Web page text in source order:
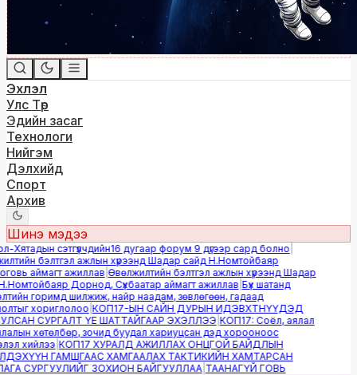
Эхлэл
Улс Төр
Эдийн засаг
Технологи
Нийгэм
Дэлхийд
Спорт
Архив
Шинэ мэдээ
сэтгүүлчдийн16 дугаар форум 9 дүгээр сард болно|
бэлтгэл ажлын хүрээнд Шадар сайд Н.Номтойбаяр
аймагт ажиллав|Өвөлжилтийн бэлтгэл ажлын хүрээнд Шадар
Дорнод, Сүхбаатар аймагт ажиллав|Бүх шатанд
горимд шилжиж, найр наадам, зөвлөгөөн, гадаад
хориглолоо|КОП17-ЫН САЙН ДУРЫН ИДЭВХТНҮҮДЭД
СУРГАЛТ ҮЕ ШАТТАЙГААР ЭХЭЛЛЭЭ|КОП17: Соёл, аялал
хөтөлбөр, зочид буудал хариуцсан дэд хорооноос
хийлээ|КОП17 ХУРАЛД АЖИЛЛАХ ОНЦГОЙ БАЙДЛЫН
ГАМШГААС ХАМГААЛАХ ТАКТИКИЙН ХАМТАРСАН
СУРГУУЛИЙГ ЗОХИОН БАЙГУУЛЛАА|ТААНАГҮЙ ГОВЬ